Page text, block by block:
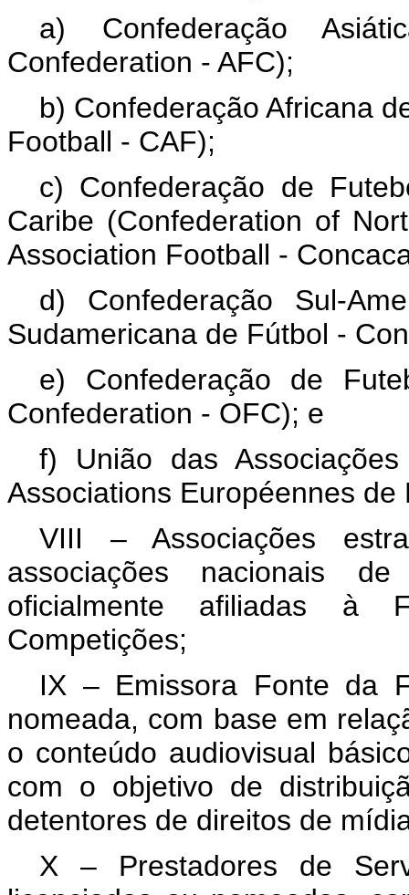
a) Confederação
Confederation - AFC);
b) Confederação Africana
Football - CAF);
c) Confederação de
Caribe (Confederation of
Association Football -
d) Confederação Sul-
Sudamericana de Fútbol -
e) Confederação de
Confederation - OFC); e
f) União das
Associations Européennes de
VIII – Associações
associações nacionais
oficialmente afiliadas à
Competições;
IX – Emissora Fonte da
nomeada, com base em
o conteúdo audiovisual
com o objetivo de
detentores de direitos de
X – Prestadores de